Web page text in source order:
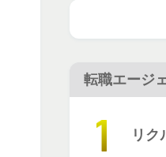
転職エージ
リク